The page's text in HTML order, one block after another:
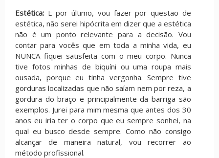
Estética: E por último, vou fazer por questão de
estética, não serei hipócrita em dizer que a estética
não é um ponto relevante para a decisão. Vou
contar para vocês que em toda a minha vida, eu
NUNCA fiquei satisfeita com o meu corpo. Nunca
tive fotos minhas de biquíni ou uma roupa mais
ousada, porque eu tinha vergonha. Sempre tive
gorduras localizadas que não saíam nem por reza, a
gordura do braço e principalmente da barriga são
exemplos. Jurei para mim mesma que antes dos 30
anos eu iria ter o corpo que eu sempre sonhei, na
qual eu busco desde sempre. Como não consigo
alcançar de maneira natural, vou recorrer ao
método profissional.